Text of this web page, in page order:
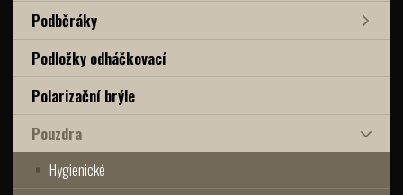
Podběráky
Podložky odháčkovací
Polarizační brýle
Pouzdra
Hygienické